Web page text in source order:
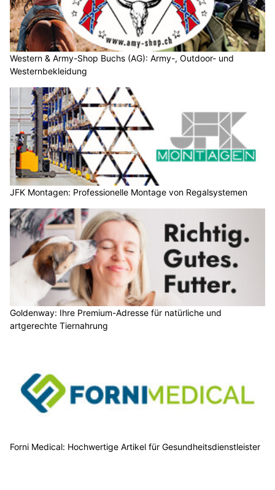
Western & Army-Shop Buchs (AG): Army-, Outdoor- und
Westernbekleidung
JFK Montagen: Professionelle Montage von Regalsystemen
Goldenway: Ihre Premium-Adresse für natürliche und
artgerechte Tiernahrung
Forni Medical: Hochwertige Artikel für Gesundheitsdienstleister